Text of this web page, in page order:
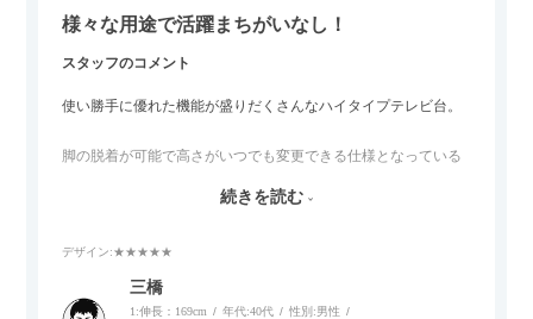
様々な用途で活躍まちがいなし！
スタッフのコメント
使い勝手に優れた機能が盛りだくさんなハイタイプテレビ台。
脚の脱着が可能で高さがいつでも変更できる仕様となっている
また、補助テーブルとして使用可能なスライドテーブルや収納
内部にもプリンターなどが置けるスライド棚板がついているの
でテレビ台以外にもオフィスなどでの収納家具やリビングでの
続きを読む
デザイン:★★★★★
三橋
1:伸長：169cm 年代:40代 性別:男性